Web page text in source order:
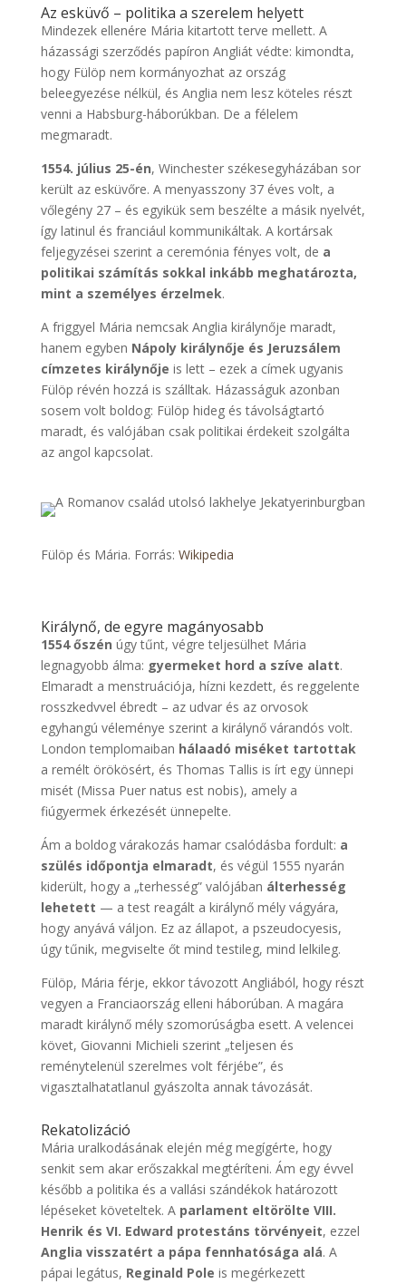
Az esküvő – politika a szerelem helyett
Mindezek ellenére Mária kitartott terve mellett. A
házassági szerződés papíron Angliát védte: kimondta,
hogy Fülöp nem kormányozhat az ország
beleegyezése nélkül, és Anglia nem lesz köteles részt
venni a Habsburg-háborúkban. De a félelem
megmaradt.
1554. július 25-én, Winchester székesegyházában sor
került az esküvőre. A menyasszony 37 éves volt, a
vőlegény 27 – és egyikük sem beszélte a másik nyelvét,
így latinul és franciául kommunikáltak. A kortársak
feljegyzései szerint a ceremónia fényes volt, de a
politikai számítás sokkal inkább meghatározta,
mint a személyes érzelmek.
A friggyel Mária nemcsak Anglia királynője maradt,
hanem egyben Nápoly királynője és Jeruzsálem
címzetes királynője is lett – ezek a címek ugyanis
Fülöp révén hozzá is szálltak. Házasságuk azonban
sosem volt boldog: Fülöp hideg és távolságtartó
maradt, és valójában csak politikai érdekeit szolgálta
az angol kapcsolat.
Fülöp és Mária. Forrás: Wikipedia
Királynő, de egyre magányosabb
1554 őszén úgy tűnt, végre teljesülhet Mária
legnagyobb álma: gyermeket hord a szíve alatt.
Elmaradt a menstruációja, hízni kezdett, és reggelente
rosszkedvvel ébredt – az udvar és az orvosok
egyhangú véleménye szerint a királynő várandós volt.
London templomaiban hálaadó miséket tartottak
a remélt örökösért, és Thomas Tallis is írt egy ünnepi
misét (Missa Puer natus est nobis), amely a
fiúgyermek érkezését ünnepelte.
Ám a boldog várakozás hamar csalódásba fordult: a
szülés időpontja elmaradt, és végül 1555 nyarán
kiderült, hogy a „terhesség” valójában álterhesség
lehetett — a test reagált a királynő mély vágyára,
hogy anyává váljon. Ez az állapot, a pszeudocyesis,
úgy tűnik, megviselte őt mind testileg, mind lelkileg.
Fülöp, Mária férje, ekkor távozott Angliából, hogy részt
vegyen a Franciaország elleni háborúban. A magára
maradt királynő mély szomorúságba esett. A velencei
követ, Giovanni Michieli szerint „teljesen és
reménytelenül szerelmes volt férjébe”, és
vigasztalhatatlanul gyászolta annak távozását.
Rekatolizáció
Mária uralkodásának elején még megígérte, hogy
senkit sem akar erőszakkal megtéríteni. Ám egy évvel
később a politika és a vallási szándékok határozott
lépéseket követeltek. Aparlament eltörölte VIII.
Henrik és VI. Edward protestáns törvényeit, ezzel
Anglia visszatért a pápa fennhatósága alá. A
pápai legátus, Reginald Pole is megérkezett